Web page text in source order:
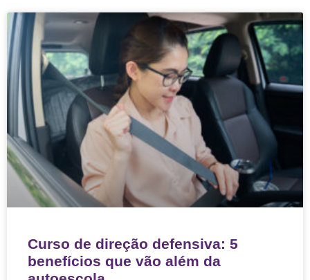
Curso de direção defensiva: 5
benefícios que vão além da